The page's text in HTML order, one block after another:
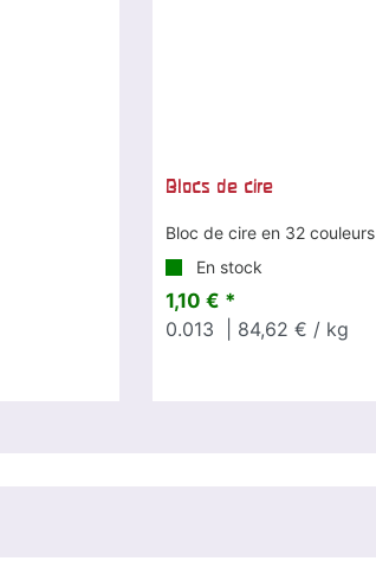
Blocs de cire
Bloc de cire en 32 couleurs
En stock
1,10 € *
0.013
| 84,62 € / kg